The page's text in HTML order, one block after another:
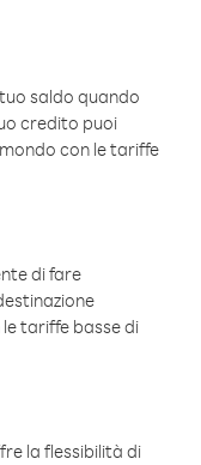
saldo quando
credito puoi
con le tariffe
di fare
tariffe basse di
la flessibilità di